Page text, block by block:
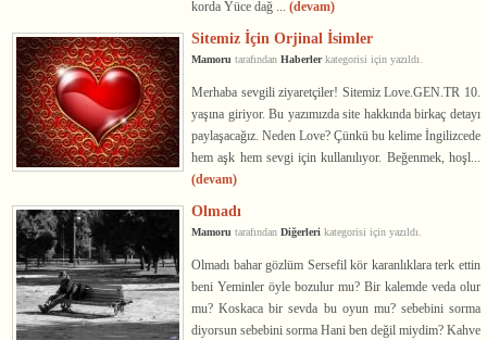
korda Yüce dağ ... (devam)
Sitemiz İçin Orjinal İsimler
Mamoru tarafından Haberlerkategorisi için yazıldı.
Merhaba sevgili ziyaretçiler! Sitemiz Love.GEN.TR 10.
yaşına giriyor. Bu yazımızda site hakkında birkaç detayı
paylaşacağız. Neden Love? Çünkü bu kelime İngilizcede
hem aşk hem sevgi için kullanılıyor. Beğenmek, hoşl...
(devam)
Olmadı
Mamoru tarafından Diğerleri kategorisi için yazıldı.
Olmadı bahar gözlüm Sersefil kör karanlıklara terk ettin
beni Yeminler öyle bozulur mu? Bir kalemde veda olur
mu? Koskaca bir sevda bu oyun mu? sebebini sorma
diyorsun sebebini sorma Hani ben değil miydim? Kahve